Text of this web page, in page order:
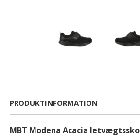
PRODUKTINFORMATION
MBT Modena Acacia letvægtssko